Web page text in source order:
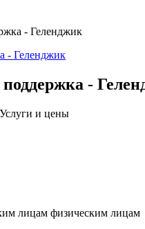
- Геленджик
-
Услуги и цены
лицам физическим лицам